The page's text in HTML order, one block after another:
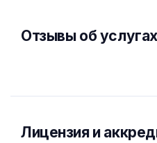
Отзывы об
Лицензия и